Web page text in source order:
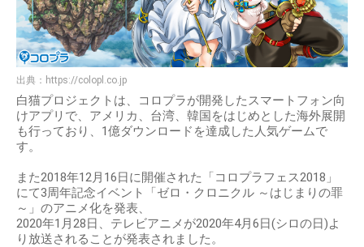
出典： https://colopl.co.jp
白猫プロジェクトは、コロプラが開発したスマートフォン向
けアプリで、アメリカ、台湾、韓国をはじめとした海外展開
も行っており、1億ダウンロードを達成した人気ゲームで
す。
また2018年12月16日に開催された「コロプラフェス2018」
にて3周年記念イベント「ゼロ・クロニクル ～はじまりの罪
～」のアニメ化を発表、
2020年1月28日、テレビアニメが2020年4月6日(シロの日)よ
り放送されることが発表されました。